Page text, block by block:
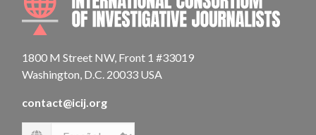
1800 M Street NW, Front 1 #33019
Washington, D.C. 20033 USA
contact@icij.org